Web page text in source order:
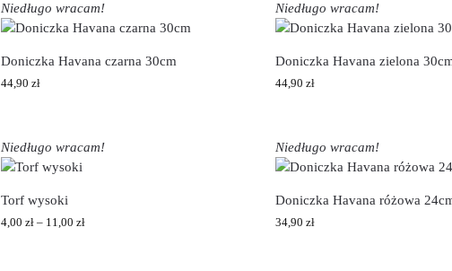
Niedługo wracam!
Doniczka Havana czarna 30cm
44,90zł
Niedługo wracam!
Doniczka Havana zielona
44,90zł
Niedługo wracam!
Torf wysoki
4,00zł – 11,00zł
Niedługo wracam!
Doniczka Havana różowa
34,90zł